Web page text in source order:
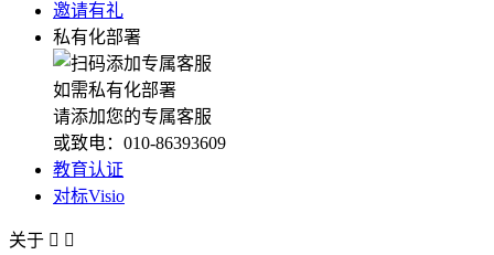
邀请有礼
私有化部署
如需私有化部署
请添加您的专属客服
或致电：010-86393609
教育认证
对标Visio
关于  